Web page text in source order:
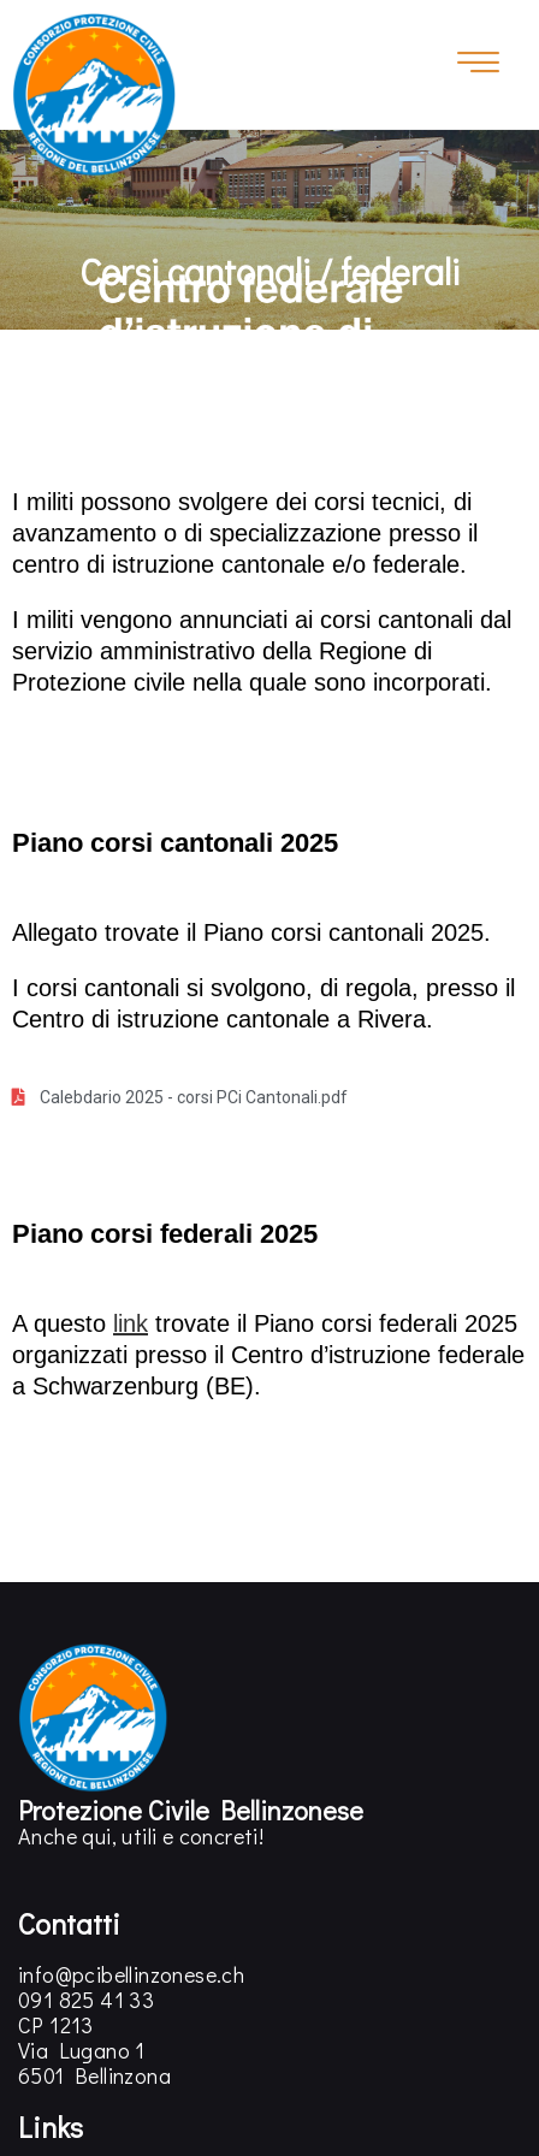
Corsi cantonali / federali
I militi possono svolgere dei corsi tecnici, di
avanzamento o di specializzazione presso il
centro di istruzione cantonale e/o federale.
I militi vengono annunciati ai corsi cantonali dal
servizio amministrativo della Regione di
Protezione civile nella quale sono incorporati.
Piano corsi cantonali 2025
Allegato trovate il Piano corsi cantonali 2025.
I corsi cantonali si svolgono, di regola, presso il
Centro di istruzione cantonale a Rivera.
Calebdario 2025 - corsi PCi Cantonali.pdf
Piano corsi federali 2025
A questo link trovate il Piano corsi federali 2025
organizzati presso il Centro d’istruzione federale
a Schwarzenburg (BE).
Protezione Civile Bellinzonese
Anche qui, utili e concreti!
Contatti
info@pcibellinzonese.ch
091 825 41 33
CP 1213
Via Lugano 1
6501 Bellinzona
Links